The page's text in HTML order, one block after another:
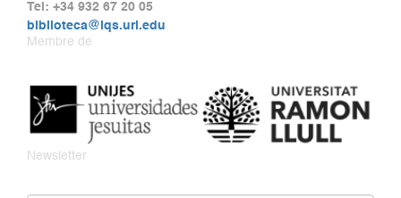
Tel: +34 932 67 20 05
biblioteca@iqs.url.edu
Membre de
Newsletter